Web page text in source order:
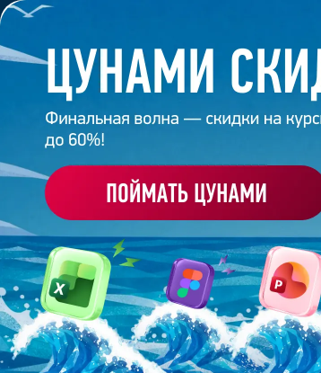
Главная
ПРЕЗЕНТАЦИЯ
АКАДЕМИИ
Работа
студента